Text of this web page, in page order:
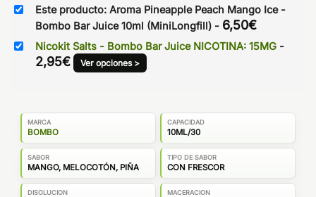
Este producto: Aroma Pineapple Peach Mango Ice -
Bombo Bar Juice 10ml (MiniLongfill) - 6,50€
Nicokit Salts - Bombo Bar Juice NICOTINA: 15MG -
2,95€ Ver opciones >
MARCA
BOMBO
CAPACIDAD
10ML/30
SABOR
MANGO, MELOCOTÓN, PIÑA
TIPO DE SABOR
CON FRESCOR
DISOLUCION MACERACION